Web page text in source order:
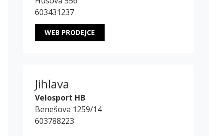
603431237
WEB PRODEJCE
Jihlava
Velosport HB
Benešova 1259/14
603788223